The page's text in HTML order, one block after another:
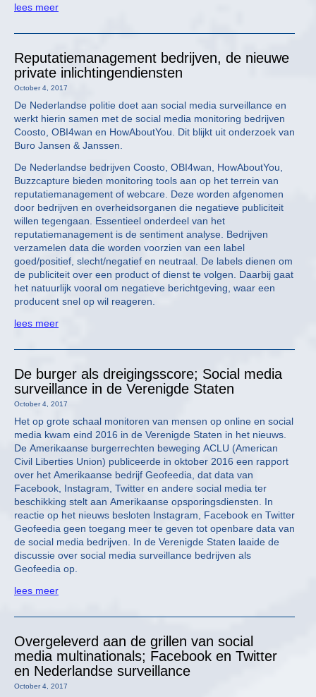
lees meer
Reputatiemanagement bedrijven, de nieuwe
private inlichtingendiensten
October 4, 2017
De Nederlandse politie doet aan social media surveillance en
werkt hierin samen met de social media monitoring bedrijven
Coosto, OBI4wan en HowAboutYou. Dit blijkt uit onderzoek van
Buro Jansen & Janssen.
De Nederlandse bedrijven Coosto, OBI4wan, HowAboutYou,
Buzzcapture bieden monitoring tools aan op het terrein van
reputatiemanagement of webcare. Deze worden afgenomen
door bedrijven en overheidsorganen die negatieve publiciteit
willen tegengaan. Essentieel onderdeel van het
reputatiemanagement is de sentiment analyse. Bedrijven
verzamelen data die worden voorzien van een label
goed/positief, slecht/negatief en neutraal. De labels dienen om
de publiciteit over een product of dienst te volgen. Daarbij gaat
het natuurlijk vooral om negatieve berichtgeving, waar een
producent snel op wil reageren.
lees meer
De burger als dreigingsscore; Social media
surveillance in de Verenigde Staten
October 4, 2017
Het op grote schaal monitoren van mensen op online en social
media kwam eind 2016 in de Verenigde Staten in het nieuws.
De Amerikaanse burgerrechten beweging ACLU (American
Civil Liberties Union) publiceerde in oktober 2016 een rapport
over het Amerikaanse bedrijf Geofeedia, dat data van
Facebook, Instagram, Twitter en andere social media ter
beschikking stelt aan Amerikaanse opsporingsdiensten. In
reactie op het nieuws besloten Instagram, Facebook en Twitter
Geofeedia geen toegang meer te geven tot openbare data van
de social media bedrijven. In de Verenigde Staten laaide de
discussie over social media surveillance bedrijven als
Geofeedia op.
lees meer
Overgeleverd aan de grillen van social
media multinationals; Facebook en Twitter
en Nederlandse surveillance
October 4, 2017